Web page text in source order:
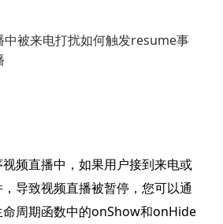
中被来电打扰如何触发resume事
频直播中，如果用户接到来电或
导致视频直播被暂停，您可以通
命周期函数中的onShow和onHide